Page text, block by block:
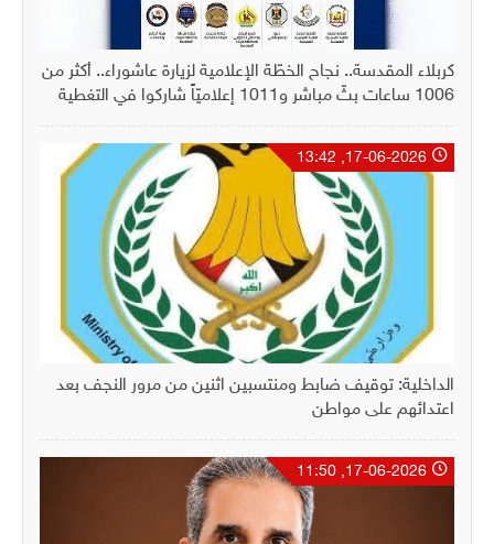
كربلاء المقدسة.. نجاح الخطّة الإعلامية لزيارة عاشوراء.. أكثر من
1006 ساعات بثّ مباشر و1011 إعلاميّاً شاركوا في التغطية
الداخلية: توقيف ضابط ومنتسبين اثنين من مرور النجف بعد
اعتدائهم على مواطن